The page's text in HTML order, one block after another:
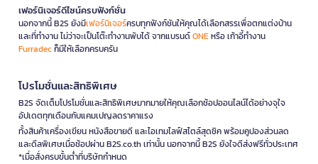
เฟอร์นิเจอร์ดีไซน์ครบฟังก์ชั่น
นอกจากนี้ B2S ยังมีเฟอร์นิเจอร์ครบทุกฟังก์ชันให้คุณได้เลือกสรรเพื่อตกแต่งบ้าน
และที่ทำงาน ไม่ว่าจะเป็นโต๊ะทำงานพับได้ จากแบรนด์ONEหรือ เก้าอี้ทำงาน
Furradecก็มีให้เลือกครบครัน
โปรโมชั่นและสิทธิพิเศษ
B2S จัดเต็มโปรโมชั่นและสิทธิพิเศษมากมายให้คุณเลือกช้อปออนไลน์ได้อย่างจุใจ
อัปเดตทุกเดือนกับแคมเปญลดราคาแรง
ทั้งสินค้าเครื่องเขียน หนังสือขายดี และไอเทมไลฟ์สไตล์สุดชิค พร้อมคูปองส่วนลด
และดีลพิเศษเมื่อช้อปผ่าน B2S.co.th เท่านั้น นอกจากนี้ B2S ยังใจดีส่งฟรีทั่วประเทศ
*เมื่อสั่งครบขั้นต่ำที่บริษัทกำหนด